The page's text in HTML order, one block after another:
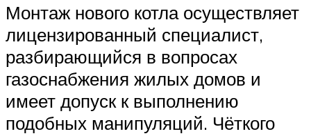
Монтаж нового котла осуществляет
лицензированный специалист,
разбирающийся в вопросах
газоснабжения жилых домов и
имеет допуск к выполнению
подобных манипуляций. Чёткого